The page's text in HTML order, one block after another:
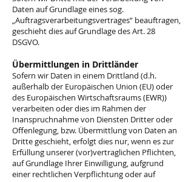
Daten auf Grundlage eines sog.
„Auftragsverarbeitungsvertrages“ beauftragen,
geschieht dies auf Grundlage des Art. 28
DSGVO.
Übermittlungen in Drittländer
Sofern wir Daten in einem Drittland (d.h.
außerhalb der Europäischen Union (EU) oder
des Europäischen Wirtschaftsraums (EWR))
verarbeiten oder dies im Rahmen der
Inanspruchnahme von Diensten Dritter oder
Offenlegung, bzw. Übermittlung von Daten an
Dritte geschieht, erfolgt dies nur, wenn es zur
Erfüllung unserer (vor)vertraglichen Pflichten,
auf Grundlage Ihrer Einwilligung, aufgrund
einer rechtlichen Verpflichtung oder auf